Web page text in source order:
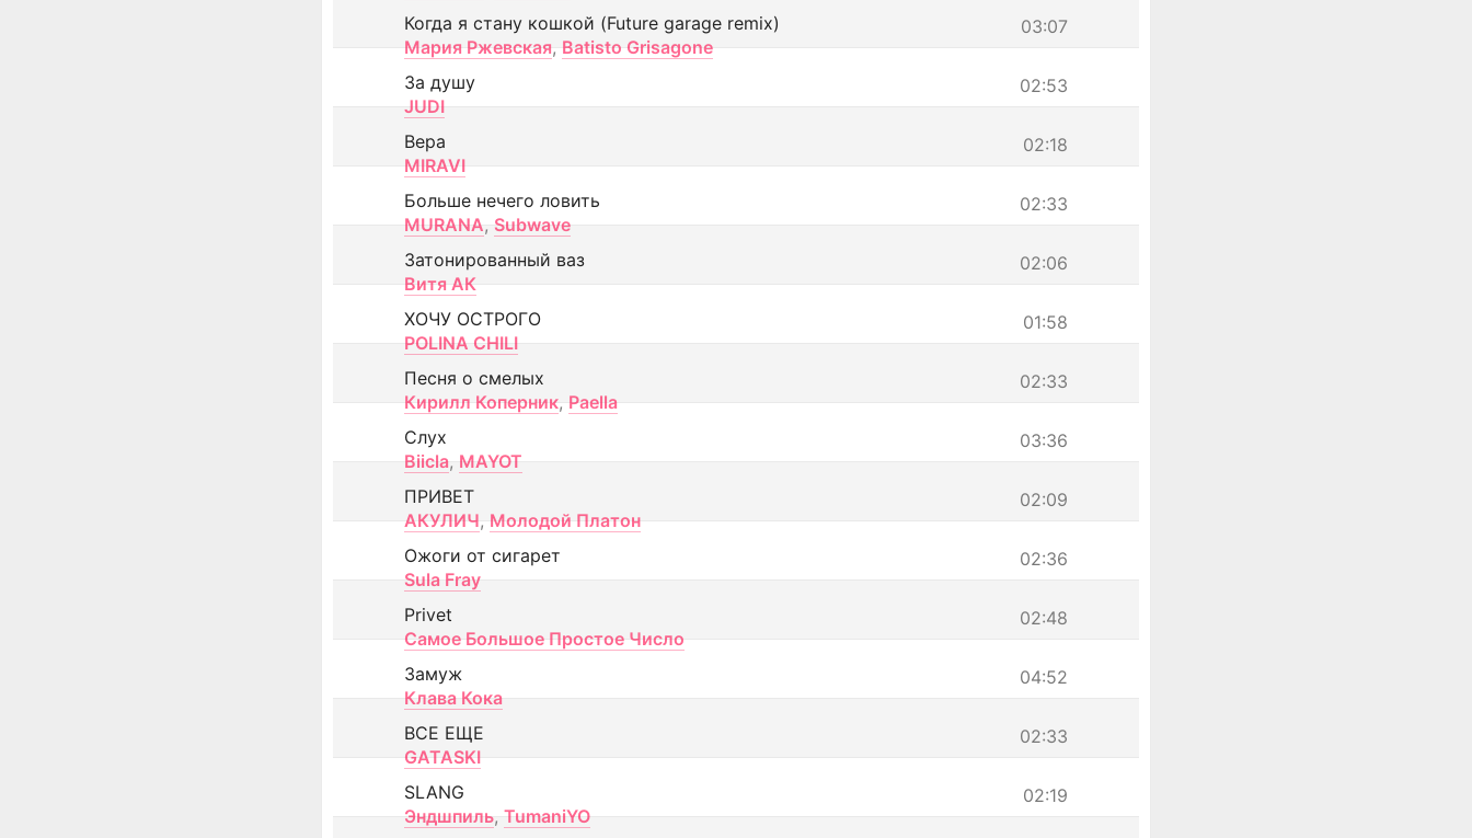
03:07
Когда я стану кошкой (Future garage remix)
Мария Ржевская, Batisto Grisagone
02:53
За душу
JUDI
02:18
Вера
MIRAVI
02:33
Больше нечего ловить
MURANA, Subwave
02:06
Затонированный ваз
Витя АК
01:58
ХОЧУ ОСТРОГО
POLINA CHILI
02:33
Песня о смелых
Кирилл Коперник, Paella
03:36
Слух
Biicla, MAYOT
02:09
ПРИВЕТ
АКУЛИЧ, Молодой Платон
02:36
Ожоги от сигарет
Sula Fray
02:48
Privet
Самое Большое Простое Число
04:52
Замуж
Клава Кока
02:33
ВСЕ ЕЩЕ
GATASKI
02:19
SLANG
Эндшпиль, TumaniYO